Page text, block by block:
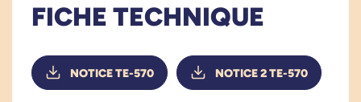
sécurité au quotidien.
toucher, la poignée baignoire Ivy garantit une
prise en main agréable et sécurisée, bien loin de
FICHE TECHNIQUE
NOTICE TE-570 NOTICE 2 TE-570